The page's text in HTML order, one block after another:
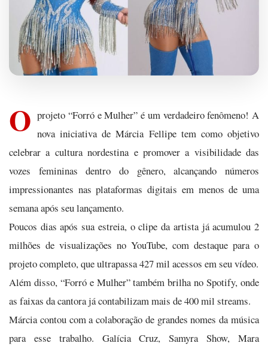
O projeto “Forró e Mulher” é um verdadeiro fenômeno! A
nova iniciativa de Márcia Fellipe tem como objetivo
celebrar a cultura nordestina e promover a visibilidade das
vozes femininas dentro do gênero, alcançando números
impressionantes nas plataformas digitais em menos de uma
semana após seu lançamento.
Poucos dias após sua estreia, o clipe da artista já acumulou 2
milhões de visualizações no YouTube, com destaque para o
projeto completo, que ultrapassa 427 mil acessos em seu vídeo.
Além disso, “Forró e Mulher” também brilha no Spotify, onde
as faixas da cantora já contabilizam mais de 400 mil streams.
Márcia contou com a colaboração de grandes nomes da música
para esse trabalho. Galícia Cruz, Samyra Show, Mara